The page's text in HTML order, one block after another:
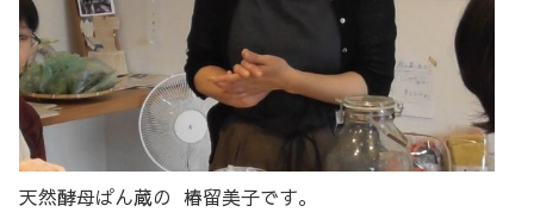
天然酵母ぱん蔵の 椿留美子です。